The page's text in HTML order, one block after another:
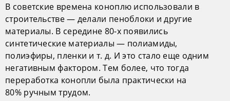
В советские времена коноплю использовали в
строительстве — делали пеноблоки и другие
материалы. В середине 80-х появились
синтетические материалы — полиамиды,
полиэфиры, пленки и т. д. И это стало еще одним
негативным фактором. Тем более, что тогда
переработка конопли была практически на
80% ручным трудом.